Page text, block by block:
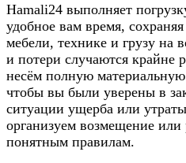
Hamali24 выполняет
удобное вам время,
мебели, технике и грузу на
и потери случаются крайне
несём полную
чтобы вы были уверены в
ситуации ущерба или
организуем возмещение
понятным правилам.